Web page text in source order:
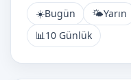
☀️Bugün 🌤️Yarın
📊10 Günlük